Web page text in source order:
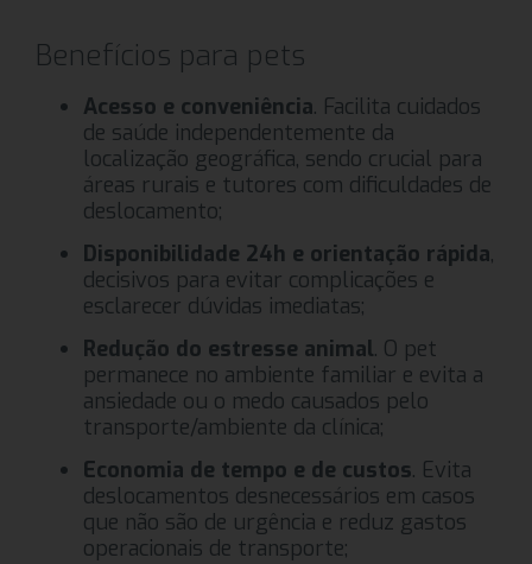
Benefícios para pets
Acesso e conveniência. Facilita cuidados
de saúde independentemente da
localização geográfica, sendo crucial para
áreas rurais e tutores com dificuldades de
deslocamento;
Disponibilidade 24h e orientação rápida,
decisivos para evitar complicações e
esclarecer dúvidas imediatas;
Redução do estresse animal. O pet
permanece no ambiente familiar e evita a
ansiedade ou o medo causados pelo
transporte/ambiente da clínica;
Economia de tempo e de custos. Evita
deslocamentos desnecessários em casos
que não são de urgência e reduz gastos
operacionais de transporte;